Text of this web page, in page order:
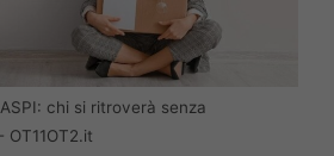
chi si ritroverà senza
OT11OT2.it